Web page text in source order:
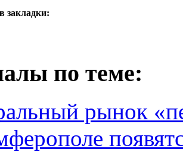
закладки:
по теме:
рынок